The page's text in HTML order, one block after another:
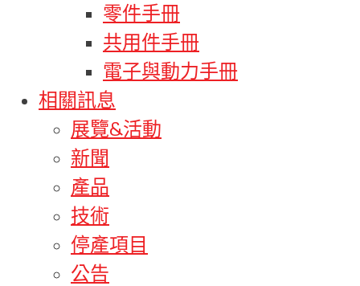
零件手冊
共用件手冊
電子與動力手冊
相關訊息
展覽&活動
新聞
產品
技術
停產項目
公告